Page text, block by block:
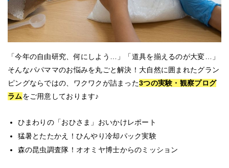
「今年の自由研究、何にしよう…」「道具を揃えるのが大変…」
そんなパパママのお悩みを丸ごと解決！大自然に囲まれたグラン
ピングならではの、ワクワクが詰まった3つの実験・観察プログ
ラムをご用意しております♪
ひまわりの「おひさま」おいかけレポート
猛暑とたたかえ！ひんやり冷却パック実験
森の昆虫調査隊！オオミヤ博士からのミッション